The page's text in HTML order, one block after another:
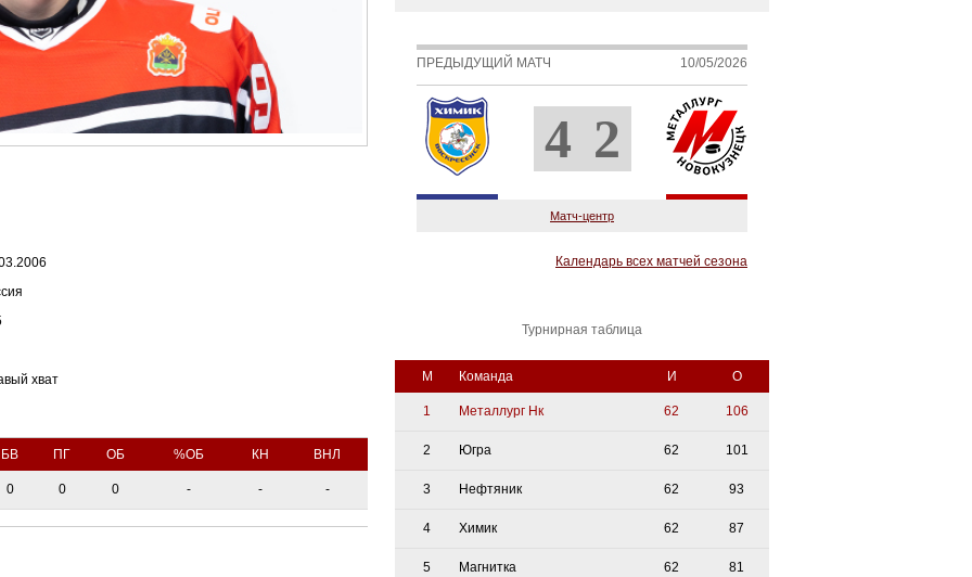
хват
БВ ПГ ОБ %ОБ КН ВНЛ
0 0 0 - - -
ПРЕДЫДУЩИЙ МАТЧ 10/05/2026
4 2
Матч-центр
Календарь всех матчей сезона
Турнирная таблица
М Команда И О
1 Металлург Нк 62 106
2 Югра 62 101
3 Нефтяник 62 93
4 Химик 62 87
5 Магнитка 62 81